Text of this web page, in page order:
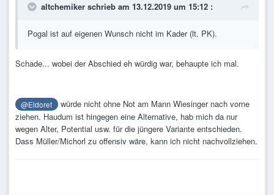
altchemiker schrieb am 13.12.2019 um 15:12 :
Pogal ist auf eigenen Wunsch nicht im Kader (lt. PK).
Schade... wobei der Abschied eh würdig war, behaupte ich mal.
@Eldoret
würde nicht ohne Not am Mann Wiesinger nach vorne
ziehen. Haudum ist hingegen eine Alternative, hab mich da nur
wegen Alter, Potential usw. für die jüngere Variante entschieden.
Dass Müller/Michorl zu offensiv wäre, kann ich nicht nachvollziehen.